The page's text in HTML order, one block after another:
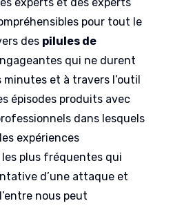
pour tout le
des pilules de
qui ne durent
minutes et à travers l’outil
épisodes produits avec
dans lesquels
expériences
plus fréquentes qui
d’une attaque et
nous peut